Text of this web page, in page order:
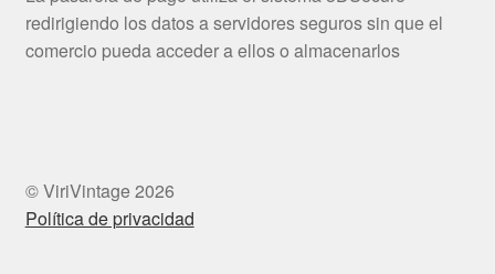
redirigiendo los datos a servidores seguros sin que el
comercio pueda acceder a ellos o almacenarlos
© ViriVintage 2026
Política de privacidad